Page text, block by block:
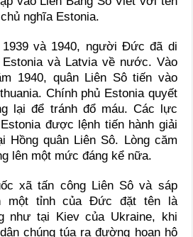
nghĩa Estonia.
1939 và 1940, người Đức đã di
và Latvia về nước. Vào
1940, quân Liên Sô tiến vào
Chính phủ Estonia quyết
lại để tránh đổ máu. Các lực
được lệnh tiến hành giải
Hồng quân Liên Sô. Lòng căm
lên một mức đáng kể nữa.
xã tấn công Liên Sô và sáp
một tỉnh của Đức đặt tên là
như tại Kiev của Ukraine, khi
chúng túa ra đường hoan hô